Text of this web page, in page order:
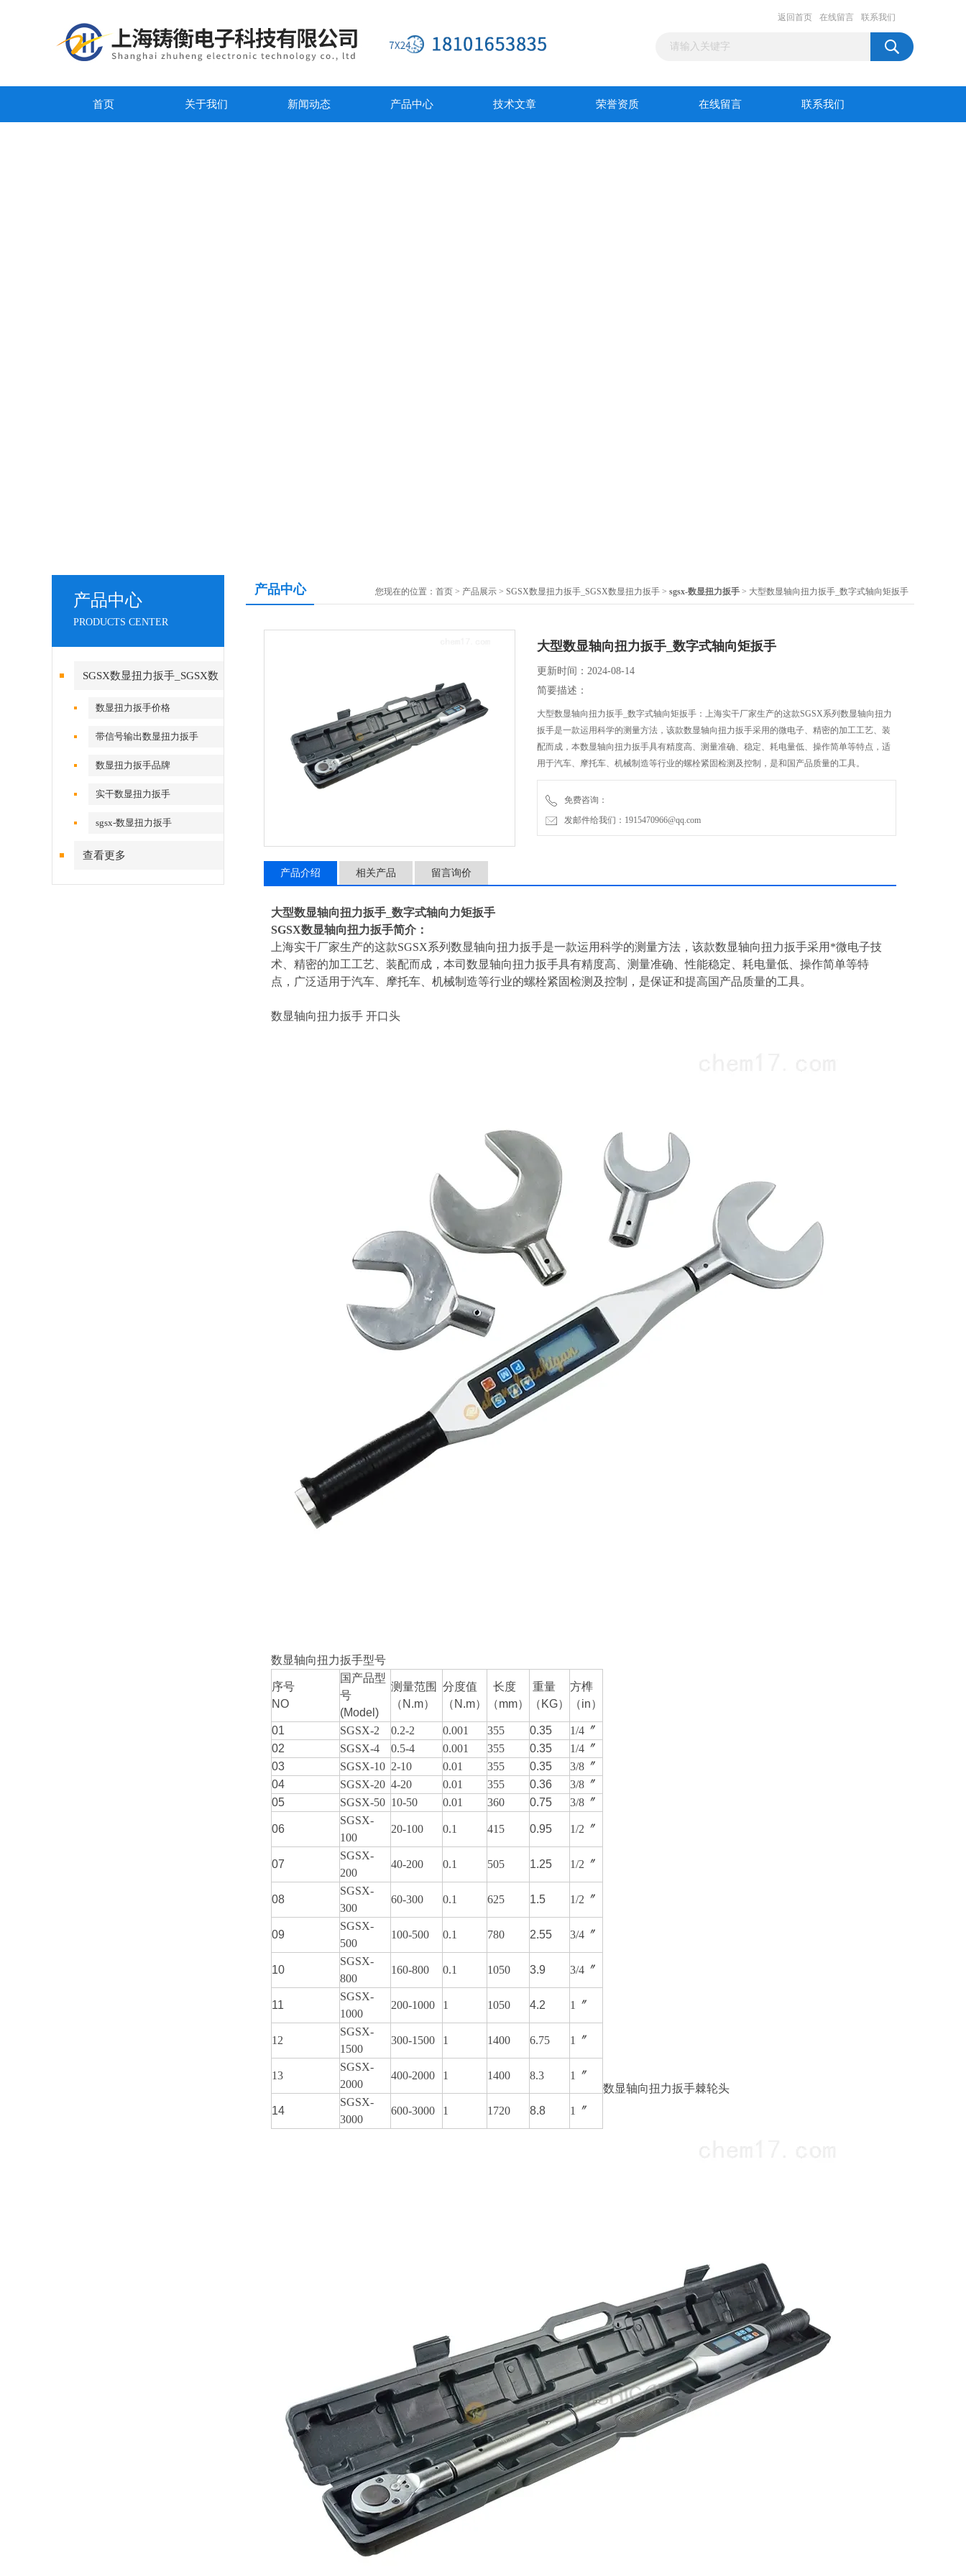
返回首页 在线留言 联系我们
首页 关于我们 新闻动态 产品中心 技术文章 荣誉资质 在线留言 联系我们
产品中心
PRODUCTS CENTER
SGSX数显扭力扳手_SGSX数
显扭力扳手
数显扭力扳手价格
带信号输出数显扭力扳手
数显扭力扳手品牌
实干数显扭力扳手
sgsx-数显扭力扳手
查看更多
产品中心 您现在的位置： 首页 > 产品展示 > SGSX数显扭力扳手_SGSX数显扭力扳手 > sgsx-数显扭力扳手 > 大型数显轴向扭力扳手_数字式轴向矩扳手
大型数显轴向扭力扳手_数字式轴向矩扳手
更新时间：2024-08-14
简要描述：
大型数显轴向扭力扳手_数字式轴向矩扳手：上海实干厂家生产的这款SGSX系列数显轴向扭力
扳手是一款运用科学的测量方法，该款数显轴向扭力扳手采用的微电子、精密的加工工艺、装
配而成，本数显轴向扭力扳手具有精度高、测量准确、稳定、耗电量低、操作简单等特点，适
用于汽车、摩托车、机械制造等行业的螺栓紧固检测及控制，是和国产品质量的工具。
免费咨询：
发邮件给我们：1915470966@qq.com
产品介绍 相关产品 留言询价
大型数显轴向扭力扳手_数字式轴向力矩扳手
SGSX数显轴向扭力扳手简介：
上海实干厂家生产的这款SGSX系列 数显轴向扭力扳手是一款运用科学的测量方法，该款数显轴向扭力扳手采用*微电子技
术、精密的加工工艺、装配而成，本司数显轴向扭力扳手具有精度高、测量准确、性能稳定、耗电量低、操作简单等特
点，广泛适用于汽车、摩托车、机械制造等行业的螺栓紧固检测及控制，是保证和提高国产品质量的工具。
数显轴向扭力扳手 开口头
数显轴向扭力扳手型号
序号
NO
国产品型
号
(Model)
测量范围
（N.m）
分度值
（N.m）
长度
（mm）
重量
（KG）
方榫
（in）
01 SGSX-2 0.2-2 0.001 355 0.35
1/4〞
02
SGSX-4 0.5-4 0.001 355 0.35
1/4〞
03
SGSX-10 2-10 0.01 355 0.35
3/8〞
04
SGSX-20 4-20 0.01 355 0.36
3/8〞
05
SGSX-50 10-50 0.01 360 0.75 3/8〞
06
SGSX-
100
20-100 0.1 415 0.95 1/2〞
07
SGSX-
200
40-200 0.1 505 1.25 1/2〞
08
SGSX-
300
60-300 0.1 625 1.5 1/2〞
09
SGSX-
500
100-500 0.1 780 2.55 3/4〞
10
SGSX-
800
160-800 0.1 1050 3.9 3/4〞
11
SGSX-
1000
200-1000 1 1050 4.2 1〞
12
SGSX-
1500
300-1500 1 1400 6.75 1〞
13
SGSX-
2000
400-2000 1 1400 8.3 1〞
14
SGSX-
3000
600-3000 1 1720 8.8 1〞
数显轴向扭力扳手棘轮头